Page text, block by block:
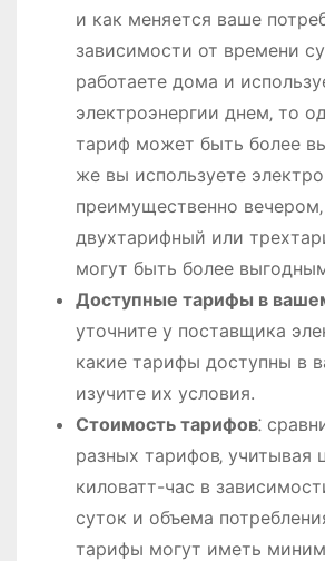
и как меняется ваше
зависимости от времени
работаете дома и
электроэнергии днем‚ то
тариф может быть более
же вы используете
преимущественно
двухтарифный или
могут быть более
Доступные тарифы в
уточните у поставщика
какие тарифы доступны в
изучите их условия.
Стоимость тарифов⁚
разных тарифов‚ учитывая
киловатт-час в
суток и объема
тарифы могут иметь